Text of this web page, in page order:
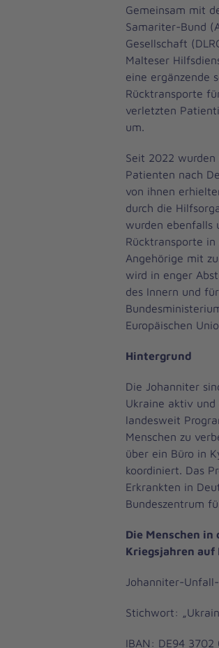
Gemeinsam mit
Samariter-Bund
Gesellschaft
Malteser
eine ergänzende
Rücktransporte
verletzten
um.
Seit 2022 wurden
Patienten nach
von ihnen
durch die
wurden ebenfalls
Rücktransporte
Angehörige mit
wird in enger
des Innern und
Europäischen
Hintergrund
Die Johanniter
Ukraine aktiv
landesweit
Menschen zu
über ein Büro in
koordiniert. Das
Erkrankten in
Bundeszentrum
Die Menschen
Kriegsjahren auf
Johanniter-
Stichwort:
IBAN: DE94